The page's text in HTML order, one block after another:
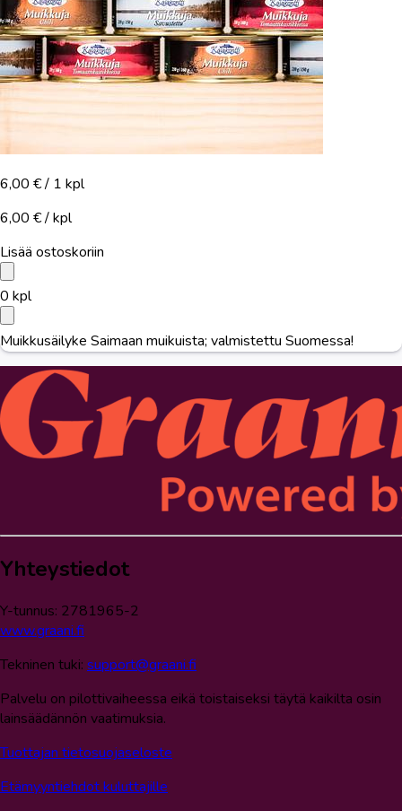
6,00 €/ 1 kpl
6,00 € / kpl
Lisää ostoskoriin
0 kpl
Muikkusäilyke Saimaan muikuista; valmistettu Suomessa!
Yhteystiedot
Y-tunnus: 2781965-2
www.graani.fi
Tekninen tuki: support@graani.fi
Palvelu on pilottivaiheessa eikä toistaiseksi täytä kaikilta osin
lainsäädännön vaatimuksia.
Tuottajan tietosuojaseloste
Etämyyntiehdot kuluttajille